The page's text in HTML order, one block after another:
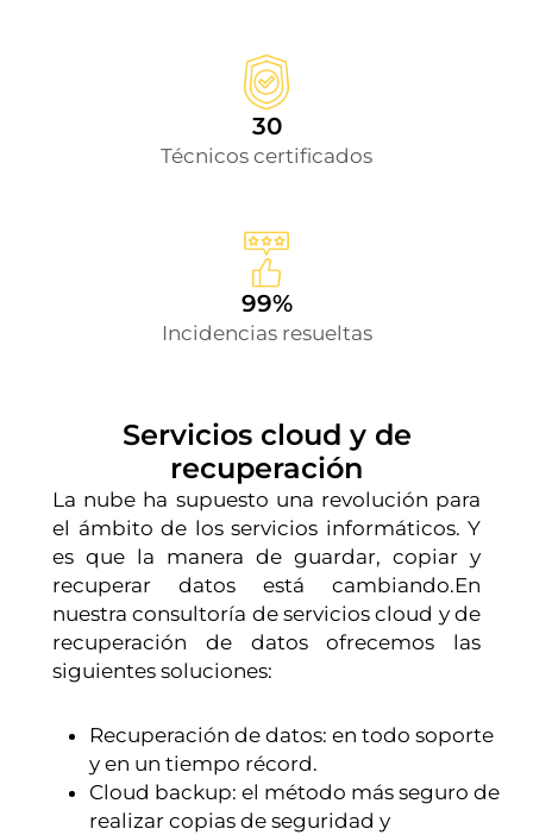
30
Técnicos certificados
99%
Incidencias resueltas
Servicios cloud y de
recuperación
La nube ha supuesto una revolución para
el ámbito de los servicios informáticos. Y
es que la manera de guardar, copiar y
recuperar datos está cambiando.En
nuestra consultoría de servicios cloud y de
recuperación de datos ofrecemos las
siguientes soluciones:
Recuperación de datos: en todo soporte
y en un tiempo récord.
Cloud backup: el método más seguro de
realizar copias de seguridad y